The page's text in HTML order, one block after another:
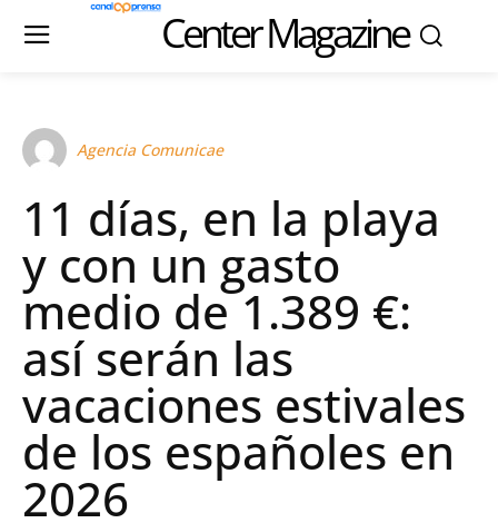
Center Magazine
Agencia Comunicae
11 días, en la playa
y con un gasto
medio de 1.389 €:
así serán las
vacaciones estivales
de los españoles en
2026